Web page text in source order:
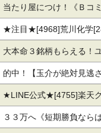
オ【＋１６％】coly【＋
UFJ【＋６３％】
当たり屋につけ！《Ｂコ
える》古野電気【＋２７
イス【２．８倍】
★注目★[4968]荒川化学
[5301]東海[6998]日本タ
大本命３銘柄もらえる！
５％】カカクコム【＋５
【＋７１％】他
的中！【玉介が絶対見逃
ィ企画【＋３３％】古野
サンリオ【＋３７％】
★LINE公式★[4755]楽天
３％】[3907]シリコンス
３３万へ《短期勝負なら